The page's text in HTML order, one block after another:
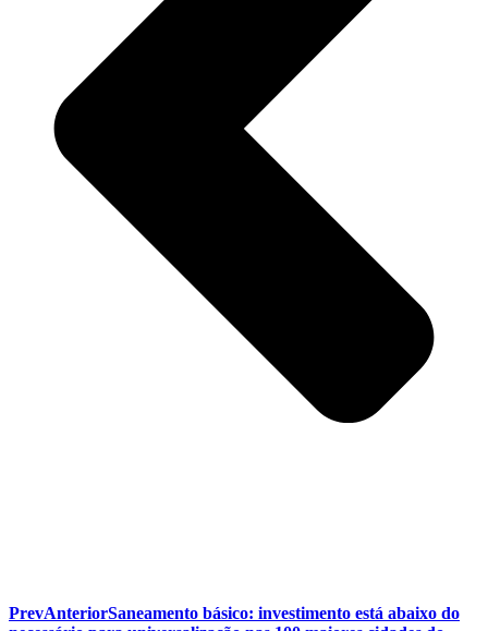
PrevAnteriorSaneamento básico: investimento está abaixo do